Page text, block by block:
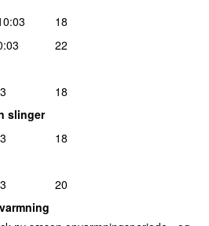
18
22
18
slinger
18
20